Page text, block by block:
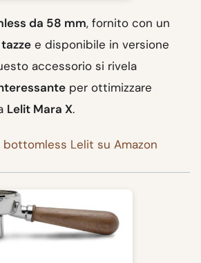
da 58 mm, fornito con un
e disponibile in versione
accessorio si rivela
per ottimizzare
Lelit Mara X.
Lelit su Amazon